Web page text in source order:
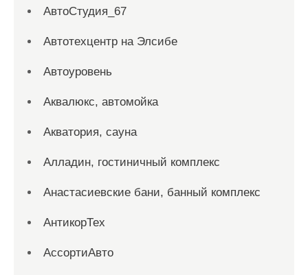
АвтоСтудия_67
Автотехцентр на Элсибе
Автоуровень
Аквалюкс, автомойка
Акватория, сауна
Алладин, гостиничный комплекс
Анастасиевские бани, банный комплекс
АнтикорТех
АссортиАвто